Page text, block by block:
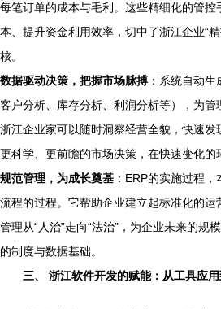
每笔订单的成本与毛利。这些精细化的管
本、提升资金利用效率，切中了浙江企业“
核。
数据驱动决策，把握市场脉搏：系统自动生
客户分析、库存分析、利润分析等），为管
浙江企业家可以随时洞察经营全貌，快速发
更科学、更前瞻的市场决策，在快速变化的
规范管理，为成长奠基 ：ERP的实施过程
流程的过程。它帮助企业建立起标准化的
管理从“人治”走向“法治”，为企业未来的规
的制度与数据基础。
三、 浙江软件开发的赋能：从工具应